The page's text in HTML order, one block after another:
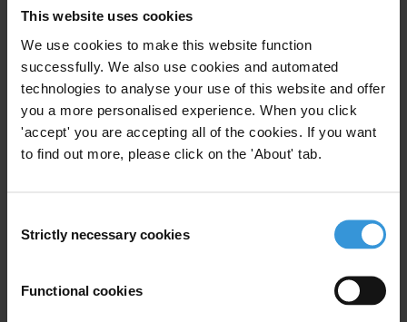
This website uses cookies
We use cookies to make this website function
successfully. We also use cookies and automated
technologies to analyse your use of this website and offer
you a more personalised experience. When you click
'accept' you are accepting all of the cookies. If you want
to find out more, please click on the 'About' tab.
Selection
Strictly necessary cookies
Functional cookies
Communications Coordinator Africa
T: +49 30 34 38 20 690
E:skoly@transparency.org
Last name *